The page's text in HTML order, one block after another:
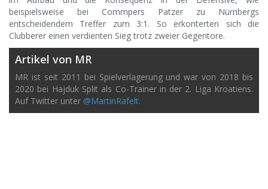
beispielsweise bei Commpers Patzer zu Nürnbergs
entscheidendem Treffer zum 3:1. So erkonterten sich die
Clubberer einen verdienten Sieg trotz zweier Gegentore.
Artikel von MR
MR ist seit 2011 bei Spielverlagerung und war von 2018 bis
2020 bei Hajduk Split als Co-Trainer in der 2. Liga Kroatiens.
Auf Twitter unter @MartinRafelt.